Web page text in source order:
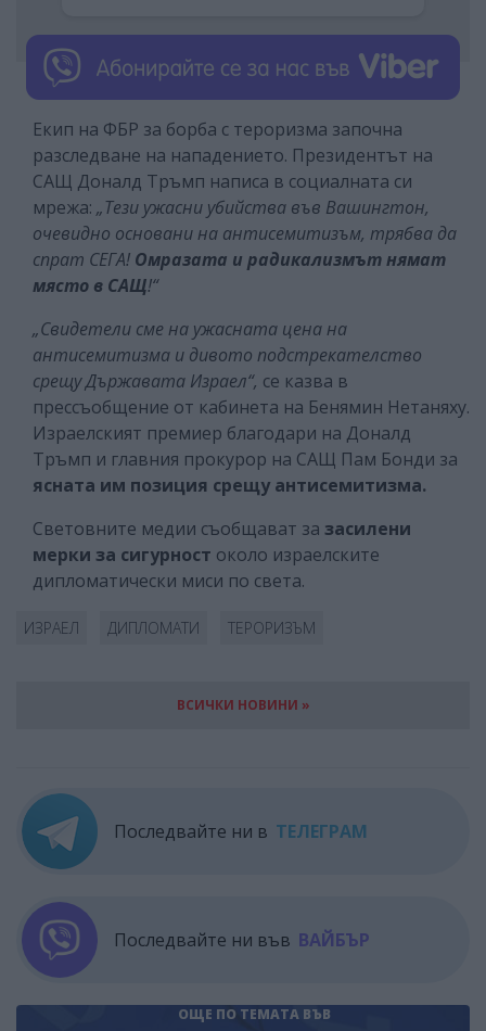
Екип на ФБР за борба с тероризма започна
разследване на нападението. Президентът на
САЩ Доналд Тръмп написа в социалната си
мрежа: „Тези ужасни убийства във Вашингтон,
очевидно основани на антисемитизъм, трябва да
спрат СЕГА! Омразата и радикализмът нямат
място в САЩ!“
„Свидетели сме на ужасната цена на
антисемитизма и дивото подстрекателство
срещу Държавата Израел“, се казва в
прессъобщение от кабинета на Бенямин Нетаняху.
Израелският премиер благодари на Доналд
Тръмп и главния прокурор на САЩ Пам Бонди за
ясната им позиция срещу антисемитизма.
Световните медии съобщават за засилени
мерки за сигурност около израелските
дипломатически миси по света.
ИЗРАЕЛ ДИПЛОМАТИ ТЕРОРИЗЪМ
ВСИЧКИ НОВИНИ »
Последвайте ни в ТЕЛЕГРАМ
Последвайте ни във ВАЙБЪР
ОЩЕ ПО ТЕМАТА ВЪВ